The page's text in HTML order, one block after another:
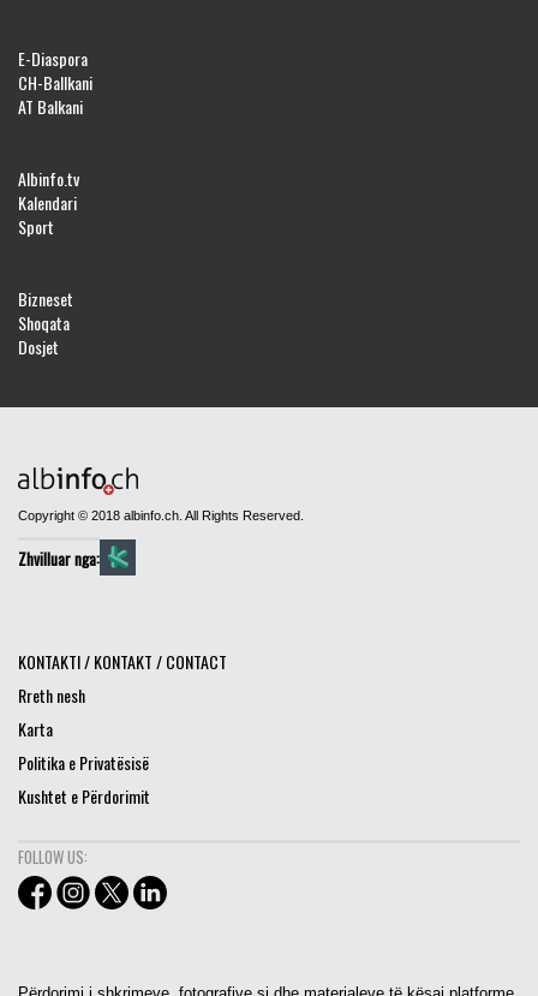
E-Diaspora
CH-Ballkani
AT Balkani
Albinfo.tv
Kalendari
Sport
Bizneset
Shoqata
Dosjet
Copyright © 2018 albinfo.ch. All Rights Reserved.
Zhvilluar nga:
KONTAKTI / KONTAKT / CONTACT
Rreth nesh
Karta
Politika e Privatësisë
Kushtet e Përdorimit
FOLLOW US: